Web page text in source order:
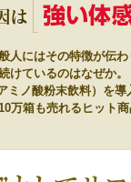
い体感”と“顧客
人にはその特徴が伝
けているのはなぜか。
ノ酸粉末飲料）を
万箱も売れるヒット